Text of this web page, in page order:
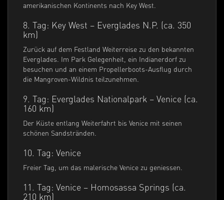
amerikanischen Kontinents nach Key West.
8. Tag: Key West – Everglades N.P. (ca. 350
km)
Zurück auf dem Festland Weiterreise zu den bekannten
Everglades. Im Park Gelegenheit, ein Indianerdorf zu
besuchen und an einem Propellerboots-Ausflug durch
die Mangroven-Wildnis teilzunehmen.
9. Tag: Everglades Nationalpark – Venice (ca.
160 km)
Der Küste entlang Weiterfahrt bis Venice mit seinen
schönen Sandstränden.
10. Tag: Venice
Freier Tag, um das malerische Venice zu geniessen.
11. Tag: Venice – Homosassa Springs (ca.
210 km)